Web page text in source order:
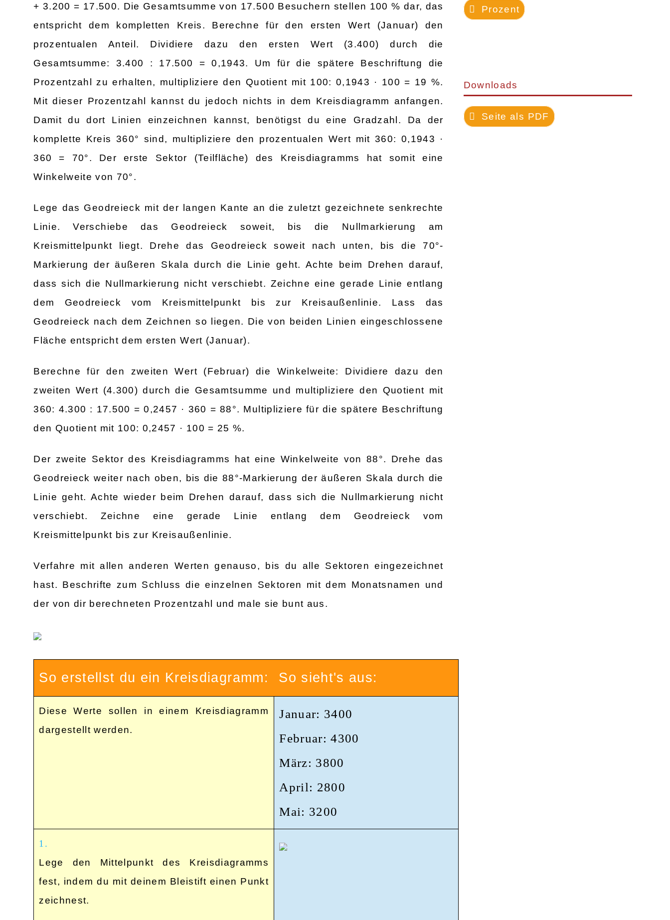
+ 3.200 = 17.500. Die Gesamtsumme von 17.500 Besuchern stellen 100 % dar, das
entspricht dem kompletten Kreis. Berechne für den ersten Wert (Januar) den
prozentualen Anteil. Dividiere dazu den ersten Wert (3.400) durch die
Gesamtsumme: 3.400 : 17.500 = 0,1943. Um für die spätere Beschriftung die
Prozentzahl zu erhalten, multipliziere den Quotient mit 100: 0,1943 · 100 = 19 %.
Mit dieser Prozentzahl kannst du jedoch nichts in dem Kreisdiagramm anfangen.
Damit du dort Linien einzeichnen kannst, benötigst du eine Gradzahl. Da der
komplette Kreis 360° sind, multipliziere den prozentualen Wert mit 360: 0,1943 ·
360 = 70°. Der erste Sektor (Teilfläche) des Kreisdiagramms hat somit eine
Winkelweite von 70°.
Lege das Geodreieck mit der langen Kante an die zuletzt gezeichnete senkrechte
Linie. Verschiebe das Geodreieck soweit, bis die Nullmarkierung am
Kreismittelpunkt liegt. Drehe das Geodreieck soweit nach unten, bis die 70°-
Markierung der äußeren Skala durch die Linie geht. Achte beim Drehen darauf,
dass sich die Nullmarkierung nicht verschiebt. Zeichne eine gerade Linie entlang
dem Geodreieck vom Kreismittelpunkt bis zur Kreisaußenlinie. Lass das
Geodreieck nach dem Zeichnen so liegen. Die von beiden Linien eingeschlossene
Fläche entspricht dem ersten Wert (Januar).
Berechne für den zweiten Wert (Februar) die Winkelweite: Dividiere dazu den
zweiten Wert (4.300) durch die Gesamtsumme und multipliziere den Quotient mit
360: 4.300 : 17.500 = 0,2457 · 360 = 88°. Multipliziere für die spätere Beschriftung
den Quotient mit 100: 0,2457 · 100 = 25 %.
Der zweite Sektor des Kreisdiagramms hat eine Winkelweite von 88°. Drehe das
Geodreieck weiter nach oben, bis die 88°-Markierung der äußeren Skala durch die
Linie geht. Achte wieder beim Drehen darauf, dass sich die Nullmarkierung nicht
verschiebt. Zeichne eine gerade Linie entlang dem Geodreieck vom
Kreismittelpunkt bis zur Kreisaußenlinie.
Verfahre mit allen anderen Werten genauso, bis du alle Sektoren eingezeichnet
hast. Beschrifte zum Schluss die einzelnen Sektoren mit dem Monatsnamen und
der von dir berechneten Prozentzahl und male sie bunt aus.
So erstellst du ein Kreisdiagramm: So sieht's aus:
Diese Werte sollen in einem Kreisdiagramm
dargestellt werden.
Januar: 3400
Februar: 4300
März: 3800
April: 2800
Mai: 3200
1.
Lege den Mittelpunkt des Kreisdiagramms
fest, indem du mit deinem Bleistift einen Punkt
zeichnest.
Prozent
Downloads
Seite als PDF